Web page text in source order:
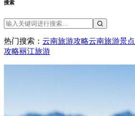
搜索
热门搜索： 云南旅游攻略云南旅游景点
攻略丽江旅游